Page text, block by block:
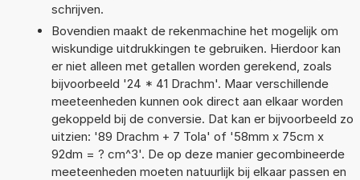
schrijven.
Bovendien maakt de rekenmachine het mogelijk om
wiskundige uitdrukkingen te gebruiken. Hierdoor kan
er niet alleen met getallen worden gerekend, zoals
bijvoorbeeld '24 * 41 Drachm'. Maar verschillende
meeteenheden kunnen ook direct aan elkaar worden
gekoppeld bij de conversie. Dat kan er bijvoorbeeld zo
uitzien: '89 Drachm + 7 Tola' of '58mm x 75cm x
92dm = ? cm^3'. De op deze manier gecombineerde
meeteenheden moeten natuurlijk bij elkaar passen en